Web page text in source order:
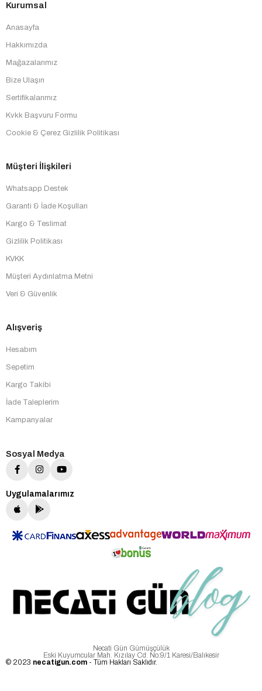
Kurumsal
Anasayfa
Hakkımızda
Mağazalarımız
Bize Ulaşın
Sertifikalarımız
Kvkk Başvuru Formu
Cookie & Çerez Gizlilik Politikası
Müşteri İlişkileri
Whatsapp Destek
Garanti & İade Koşulları
Kargo & Teslimat
Gizlilik Politikası
KVKK
Müşteri Aydınlatma Metni
Veri & Güvenlik
Alışveriş
Hesabım
Sepetim
Kargo Takibi
İade Taleplerim
Kampanyalar
Sosyal Medya
Uygulamalarımız
Necati Gün Gümüşçülük
Eski Kuyumcular Mah. Kızılay Cd. No:9/1 Karesi/Balıkesir
© 2023 necatigun.com - Tüm Hakları Saklıdır.